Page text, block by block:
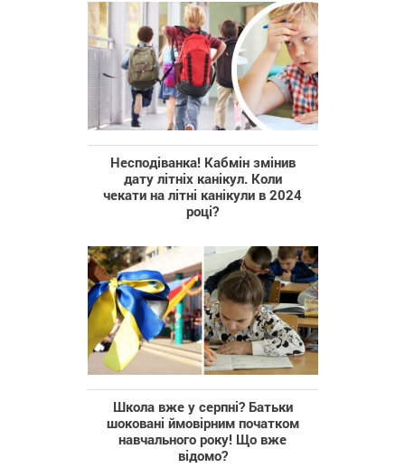
Несподіванка! Кабмін змінив
дату літніх канікул. Коли
чекати на літні канікули в 2024
році?
Школа вже у серпні? Батьки
шоковані ймовірним початком
навчального року! Що вже
відомо?